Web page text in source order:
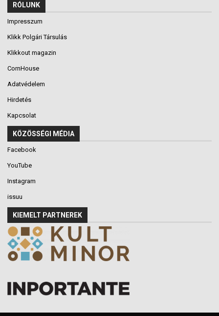
RÓLUNK
Impresszum
Klikk Polgári Társulás
Klikkout magazin
CornHouse
Adatvédelem
Hirdetés
Kapcsolat
KÖZÖSSÉGI MÉDIA
Facebook
YouTube
Instagram
issuu
KIEMELT PARTNEREK